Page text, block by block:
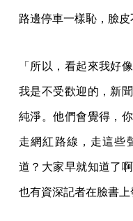
路邊停車一樣恥，臉皮
「所以，看起來我好
我是不受歡迎的，新
純淨。他們會覺得，
走網紅路線，走這些
道？大家早就知道了
也有資深記者在臉書上